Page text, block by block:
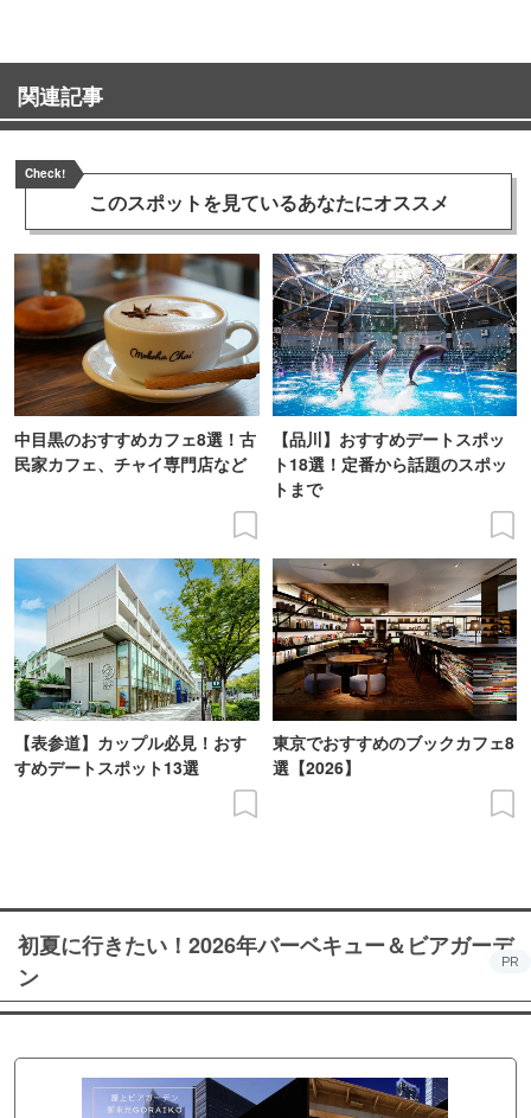
関連記事
Check!
このスポットを見ているあなたにオススメ
中目黒のおすすめカフェ8選！古
民家カフェ、チャイ専門店など
【品川】おすすめデートスポッ
ト18選！定番から話題のスポッ
トまで
【表参道】カップル必見！おす
すめデートスポット13選
東京でおすすめのブックカフェ8
選【2026】
初夏に行きたい！2026年バーベキュー＆ビアガーデ
ン
PR